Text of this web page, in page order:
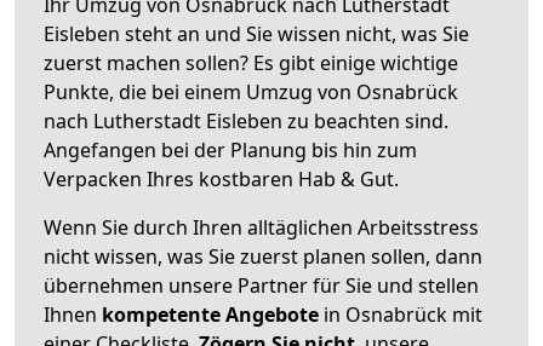
Eisleben steht an und Sie wissen nicht, was Sie
zuerst machen sollen? Es gibt einige wichtige
Punkte, die bei einem Umzug von Osnabrück
nach Lutherstadt Eisleben zu beachten sind.
Angefangen bei der Planung bis hin zum
Verpacken Ihres kostbaren Hab & Gut.
Wenn Sie durch Ihren alltäglichen Arbeitsstress
nicht wissen, was Sie zuerst planen sollen, dann
übernehmen unsere Partner für Sie und stellen
Ihnen kompetente Angebote in Osnabrück mit